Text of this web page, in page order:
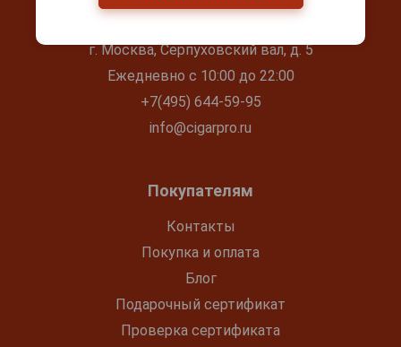
Контакты
г. Москва, Серпуховский вал, д. 5
Ежедневно с 10:00 до 22:00
+7(495) 644-59-95
info@cigarpro.ru
Покупателям
Контакты
Покупка и оплата
Блог
Подарочный сертификат
Проверка сертификата